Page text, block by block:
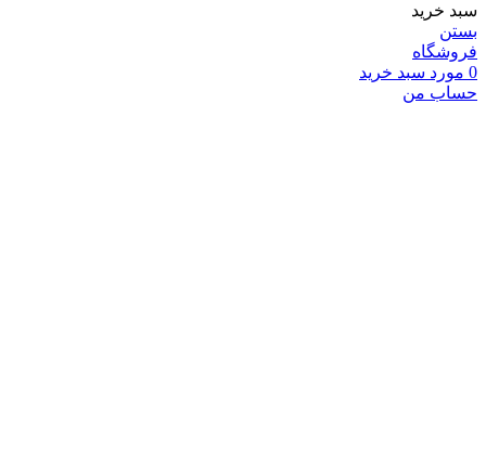
سبد خرید
بستن
فروشگاه
0 مورد سبد خرید
حساب من